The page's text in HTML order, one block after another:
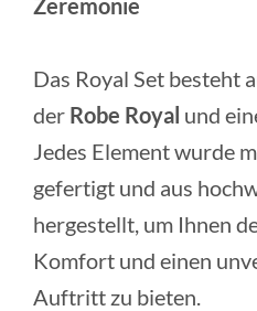
Zeremonie
Das Royal Set besteht
der Robe Royal und
Jedes Element wurde
gefertigt und aus
hergestellt, um Ihnen
Komfort und einen
Auftritt zu bieten.